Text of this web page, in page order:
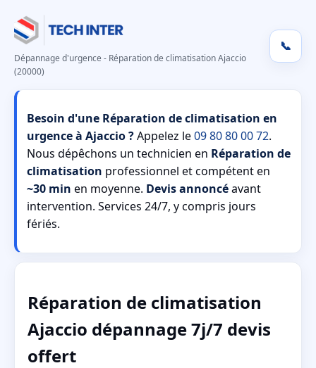
Dépannage d'urgence - Réparation de climatisation Ajaccio
(20000)
📞
Besoin d'une Réparation de climatisation en
urgence à Ajaccio ?Appelez le09 80 80 00 72.
Nous dépêchons un technicien en Réparation de
climatisation professionnel et compétent en
~30 min en moyenne. Devis annoncéavant
intervention. Services 24/7, y compris jours
fériés.
Réparation de climatisation
Ajaccio dépannage 7j/7 devis
offert